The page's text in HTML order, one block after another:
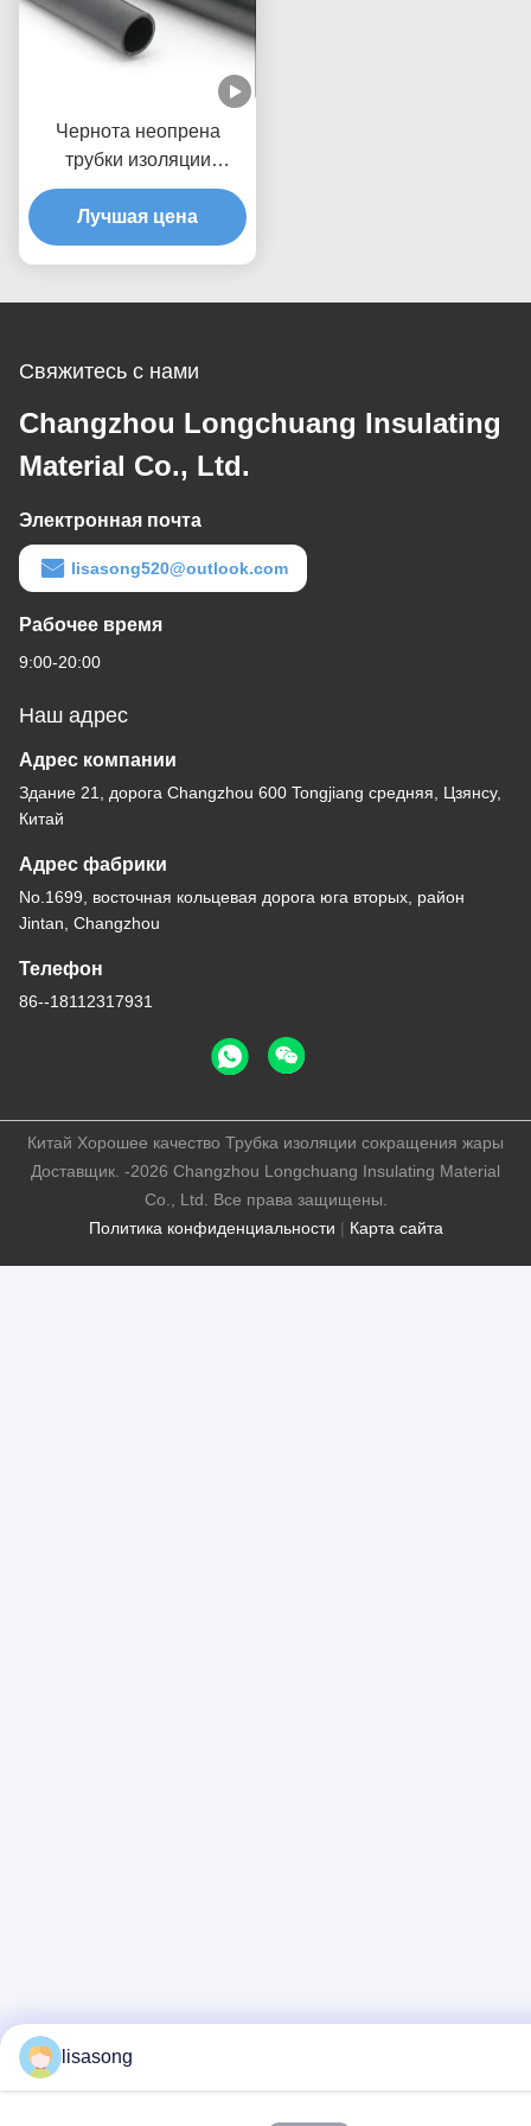
Чернота неопрена
трубки изоляции
сокращения жары 2,5 до
4.8mm
Лучшая цена
Свяжитесь с нами
Changzhou Longchuang Insulating
Material Co., Ltd.
Электронная почта
lisasong520@outlook.com
Рабочее время
9:00-20:00
Наш адрес
Адрес компании
Здание 21, дорога Changzhou 600 Tongjiang средняя, Цзянсу,
Китай
Адрес фабрики
No.1699, восточная кольцевая дорога юга вторых, район
Jintan, Changzhou
Телефон
86--18112317931
Политика конфиденциальности | Карта сайта
Китай Хорошее качество Трубка изоляции сокращения жары
Доставщик. -2026 Changzhou Longchuang Insulating Material
Co., Ltd. Все права защищены.
lisasong